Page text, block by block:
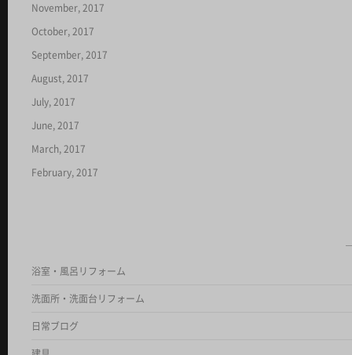
November, 2017
October, 2017
September, 2017
August, 2017
July, 2017
June, 2017
March, 2017
February, 2017
浴室・風呂リフォーム
洗面所・洗面台リフォーム
日常ブログ